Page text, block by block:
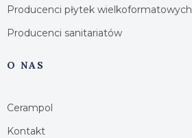
Producenci płytek wielkoformatowych
Producenci sanitariatów
O NAS
Cerampol
Kontakt